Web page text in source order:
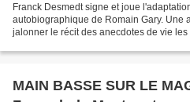
Franck Desmedt signe et joue
autobiographique de Romain Gary. Une
jalonner le récit des anecdotes de vie
MAIN BASSE SUR LE